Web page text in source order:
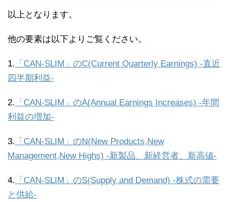
以上となります。
他の要素は以下よりご覧ください。
1. 「CAN-SLIM」のC(Current Quarterly Earnings) -直近
四半期利益-
2. 「CAN-SLIM」のA(Annual Earnings Increases) -年間
利益の増加-
3. 「CAN-SLIM」のN(New Products,New
Management,New Highs) -新製品、新経営者、新高値-
4. 「CAN-SLIM」のS(Supply and Demand) -株式の需要
と供給-